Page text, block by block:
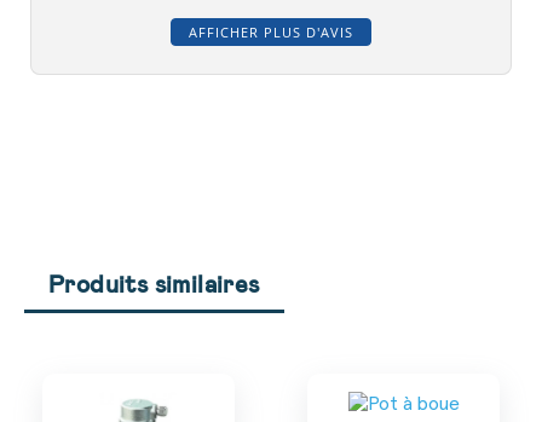
AFFICHER PLUS D'AVIS
Produits similaires